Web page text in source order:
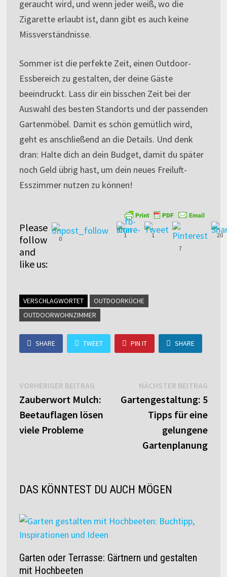
geraucht wird, und wenn jeder weiß, wo die
Zigarette erlaubt ist, dann gibt es auch keine
Missverständnisse.
Sommer ist die perfekte Zeit, einen Outdoor-
Essbereich zu gestalten, der deine Gäste
beeindruckt. Lass dir ein bisschen Zeit bei der
Auswahl des besten Standorts und der passenden
Gartenmöbel. Damit es schön gemütlich wird,
geht es anschließend an die Details. Und denk
dran: Halte dich an dein Budget, damit du später
noch Geld übrig hast, um dein neues Freiluft-
Esszimmer nutzen zu können!
Please
follow
and
like us:
0 1
1
7
20
VERSCHLAGWORTET
OUTDOORKÜCHE
OUTDOORWOHNZIMMER
SHARE TWEET PIN IT SHARE
Beitragsnavigation
VORHERIGER BEITRAGVorheriger
Beitrag:
Zauberwort Mulch:
Beetauflagen lösen
viele Probleme
NÄCHSTER BEITRAG
Gartengestaltung: 5
Tipps für eine
gelungene
Gartenplanung
DAS KÖNNTEST DU AUCH MÖGEN
Garten oder Terrasse: Gärtnern und gestalten
mit Hochbeeten